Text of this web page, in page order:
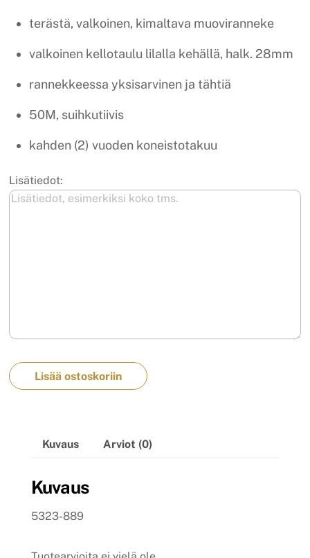
terästä, valkoinen, kimaltava muoviranneke
valkoinen kellotaulu lilalla kehällä, halk. 28mm
rannekkeessa yksisarvinen ja tähtiä
50M, suihkutiivis
kahden (2) vuoden koneistotakuu
Lisätiedot:
Lisää ostoskoriin
Kuvaus Arviot (0)
Kuvaus
5323-889